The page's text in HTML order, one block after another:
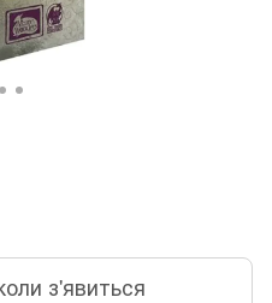
з'явиться